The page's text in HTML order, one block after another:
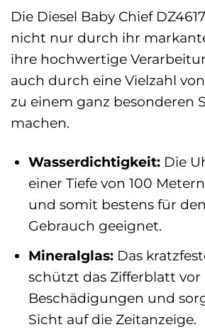
Die Diesel Baby Chief
nicht nur durch ihr
ihre hochwertige
auch durch eine Vielzahl
zu einem ganz besonderen
machen.
Wasserdichtigkeit:Die
einer Tiefe von 100
und somit bestens für
Gebrauch geeignet.
Mineralglas:Das
schützt das Zifferblatt vor
Beschädigungen und
Sicht auf die Zeitanzeige.